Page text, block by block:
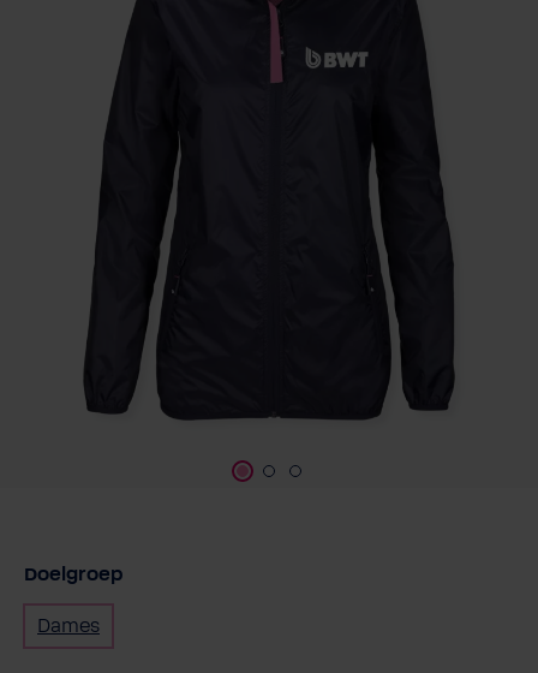
Vind een installateur
Doelgroep
Dames